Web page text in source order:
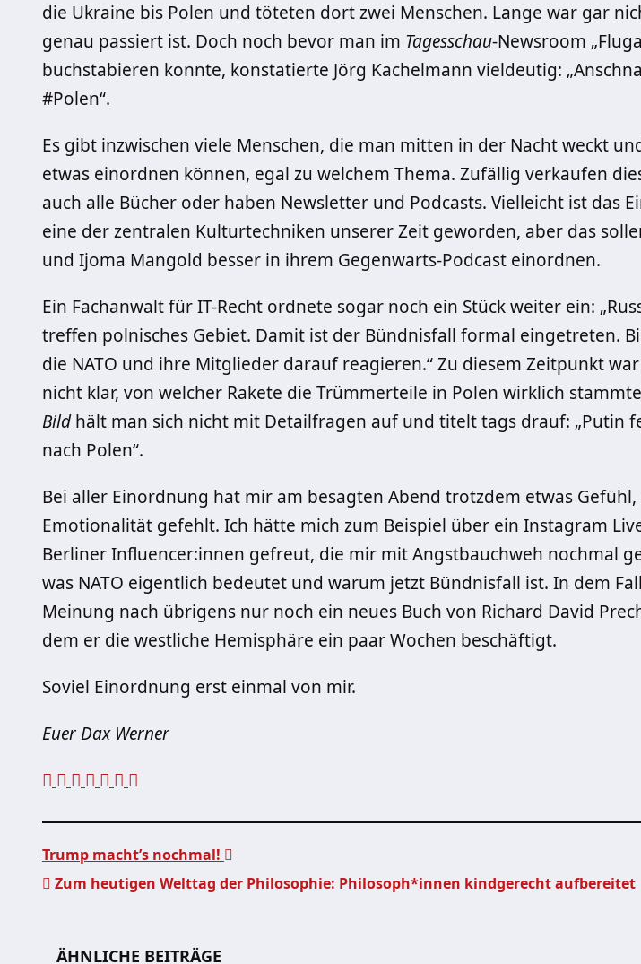
die Ukraine bis Polen und töteten dort zwei Menschen. Lange war gar
genau passiert ist. Doch noch bevor man im Tagesschau-Newsroom
buchstabieren konnte, konstatierte Jörg Kachelmann vieldeutig:
#Polen“.
Es gibt inzwischen viele Menschen, die man mitten in der Nacht weckt
etwas einordnen können, egal zu welchem Thema. Zufällig verkaufen
auch alle Bücher oder haben Newsletter und Podcasts. Vielleicht ist das
eine der zentralen Kulturtechniken unserer Zeit geworden, aber das
und Ijoma Mangold besser in ihrem Gegenwarts-Podcast einordnen.
Ein Fachanwalt für IT-Recht ordnete sogar noch ein Stück weiter ein:
treffen polnisches Gebiet. Damit ist der Bündnisfall formal eingetreten.
die NATO und ihre Mitglieder darauf reagieren.“ Zu diesem Zeitpunkt
nicht klar, von welcher Rakete die Trümmerteile in Polen wirklich
Bildhält man sich nicht mit Detailfragen auf und titelt tags drauf: „Putin
nach Polen“.
Bei aller Einordnung hat mir am besagten Abend trotzdem etwas
Emotionalität gefehlt. Ich hätte mich zum Beispiel über ein Instagram
Berliner Influencer:innen gefreut, die mir mit Angstbauchweh nochmal
was NATO eigentlich bedeutet und warum jetzt Bündnisfall ist. In dem
Meinung nach übrigens nur noch ein neues Buch von Richard David
dem er die westliche Hemisphäre ein paar Wochen beschäftigt.
Soviel Einordnung erst einmal von mir.
Euer Dax Werner
Trump macht’s nochmal!
Zum heutigen Welttag der Philosophie: Philosoph*innen kindgerecht aufbereitet
ÄHNLICHE BEITRÄGE